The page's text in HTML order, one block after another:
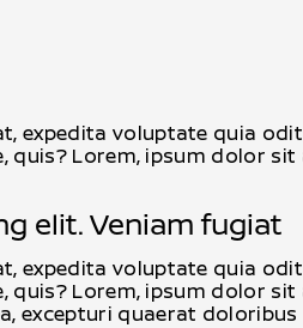
expedita voluptate quia
Lorem, ipsum dolor
elit. Veniam fugiat
expedita voluptate quia
Lorem, ipsum dolor
quaerat doloribus